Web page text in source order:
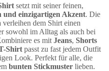
setzt mit seiner feinen,
und einzigartigen Akzent. Die
verleihen dem Shirt einen
sowohl im Alltag als auch bei
es mit Jeans, Shorts
Shirt passt zu fast jedem Outfit
Look. Perfekt für alle, die
bunten Stickmuster lieben.